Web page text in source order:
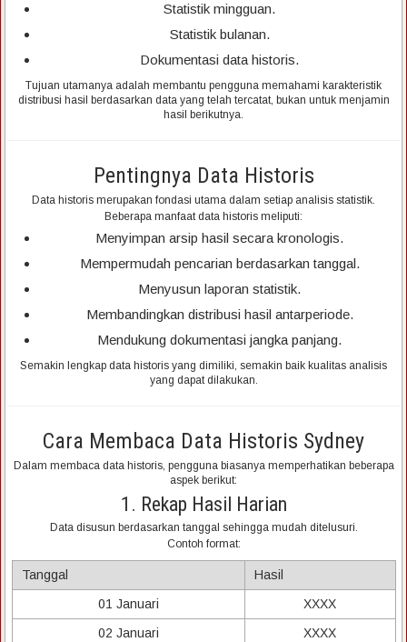
Statistik mingguan.
Statistik bulanan.
Dokumentasi data historis.
Tujuan utamanya adalah membantu pengguna memahami karakteristik
distribusi hasil berdasarkan data yang telah tercatat, bukan untuk menjamin
hasil berikutnya.
Pentingnya Data Historis
Data historis merupakan fondasi utama dalam setiap analisis statistik.
Beberapa manfaat data historis meliputi:
Menyimpan arsip hasil secara kronologis.
Mempermudah pencarian berdasarkan tanggal.
Menyusun laporan statistik.
Membandingkan distribusi hasil antarperiode.
Mendukung dokumentasi jangka panjang.
Semakin lengkap data historis yang dimiliki, semakin baik kualitas analisis
yang dapat dilakukan.
Cara Membaca Data Historis Sydney
Dalam membaca data historis, pengguna biasanya memperhatikan beberapa
aspek berikut:
1. Rekap Hasil Harian
Data disusun berdasarkan tanggal sehingga mudah ditelusuri.
Contoh format:
Tanggal
Hasil
01 Januari
XXXX
02 Januari
XXXX